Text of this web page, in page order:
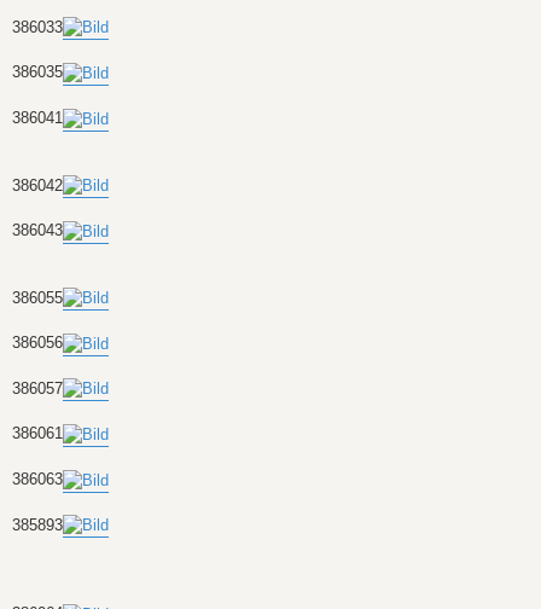
386033
386035
386041
386042
386043
386055
386056
386057
386061
386063
385893